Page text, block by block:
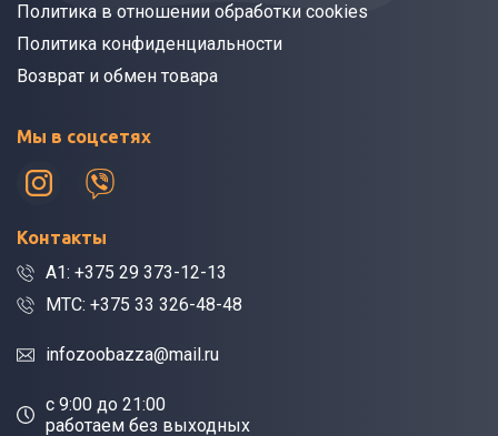
Политика в отношении обработки cookies
Политика конфиденциальности
Возврат и обмен товара
Мы в соцсетях
Контакты
A1: +375 29 373-12-13
МТС: +375 33 326-48-48
infozoobazza@mail.ru
c 9:00 до 21:00
работаем без выходных